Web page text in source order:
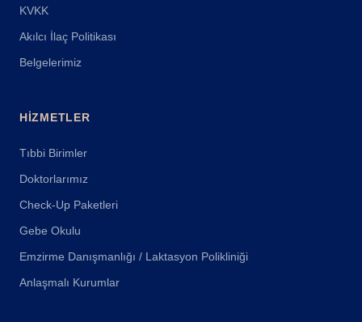
KVKK
Akılcı İlaç Politikası
Belgelerimiz
HIZMETLER
Tıbbi Birimler
Doktorlarımız
Check-Up Paketleri
Gebe Okulu
Emzirme Danışmanlığı / Laktasyon Polikliniği
Anlaşmalı Kurumlar